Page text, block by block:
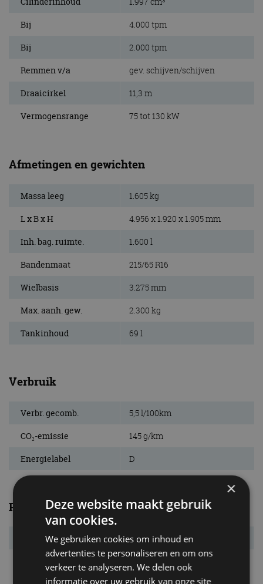
Bij 4.000 tpm
Bij 2.000 tpm
Remmen v/a gev. schijven/schijven
Draaicirkel 11,3 m
Vermogensrange 75 tot 130 kW
Afmetingen en gewichten
Massa leeg 1.605 kg
L x B x H 4.956 x 1.920 x 1.905 mm
Inh. bag. ruimte. 1.600 l
Bandenmaat 215/65 R16
Wielbasis 3.275 mm
Max. aanh. gew. 2.300 kg
Tankinhoud 69 l
Verbruik
Verbr. gecomb. 5,5 l/100km
CO₂-emissie 145 g/km
Energielabel D
Prestaties
Acc. 0-100 km/u 10,3 s
Topsnelheid 184 km/u
×
Deze website maakt gebruik
van cookies.
We gebruiken cookies om inhoud en
advertenties te personaliseren en om ons
verkeer te analyseren. We delen ook
informatie over uw gebruik van onze site